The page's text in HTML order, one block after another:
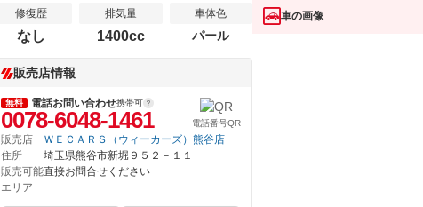
修復歴
なし
排気量
1400cc
車体色
パール
販売店情報
無料 電話お問い合わせ携帯可
0078-6048-1461 電話番号QR
販売店
ＷＥＣＡＲＳ（ウィーカーズ）熊谷店
住所
埼玉県熊谷市新堀９５２－１１
販売可能
エリア
直接お問合せください
車の画像